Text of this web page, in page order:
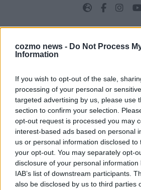
cozmo news - Do Not Process
Information
If you wish to opt-out of the sale,
processing of your personal or
targeted advertising by us, please use
section to confirm your selection.
opt-out request is processed you may
interest-based ads based on personal
us or personal information disclosed
your opt-out. You may separately opt-
disclosure of your personal
IAB’s list of downstream participants.
also be disclosed by us to third parties
KOMMENTARE
Wir freuen uns auf deinen Beitrag!
Perspektive. Mit * gekennzeichnete
Bitte nutze deinen Klarnamen (Vor- und
gültige E-Mail-Adresse (wird nicht
jeden Kommentar kurz. Beiträge, die
respektieren, werden freigeschaltet;
Hetze, Spam oder Werbung werden
Kommentar